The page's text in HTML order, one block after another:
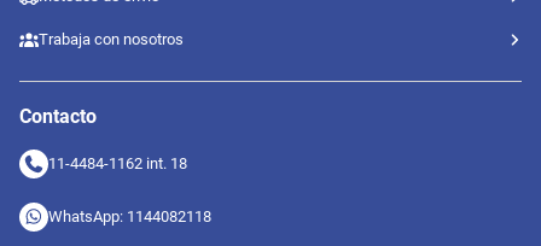
Trabaja con nosotros
Contacto
11-4484-1162 int. 18
WhatsApp: 1144082118